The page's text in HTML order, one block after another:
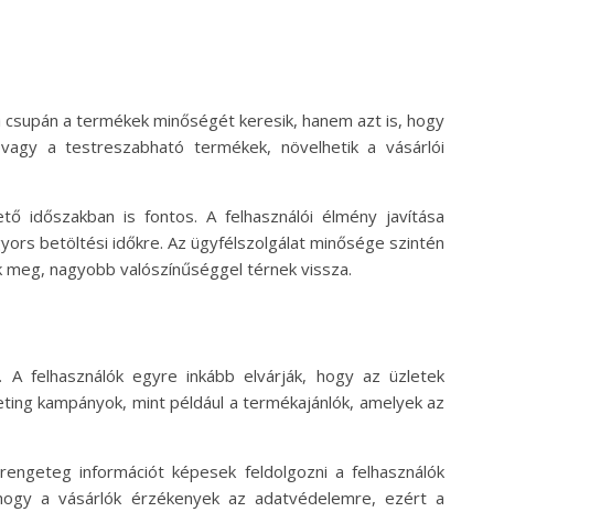
a termékek minőségét keresik, hanem azt is, hogy
a testreszabható termékek, növelhetik a vásárlói
időszakban is fontos. A felhasználói élmény javítása
betöltési időkre. Az ügyfélszolgálat minősége szintén
nagyobb valószínűséggel térnek vissza.
felhasználók egyre inkább elvárják, hogy az üzletek
kampányok, mint például a termékajánlók, amelyek az
információt képesek feldolgozni a felhasználók
a vásárlók érzékenyek az adatvédelemre, ezért a